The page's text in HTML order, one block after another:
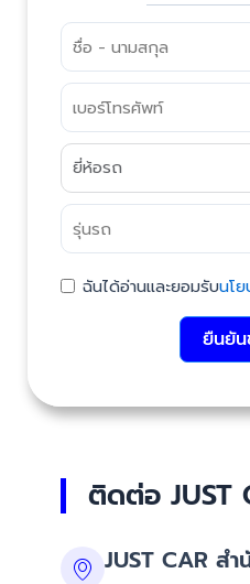
ฉันได้อ่านและยอมรับนโ
ยืนยั
ติดต่อ JUST
JUST CAR ส